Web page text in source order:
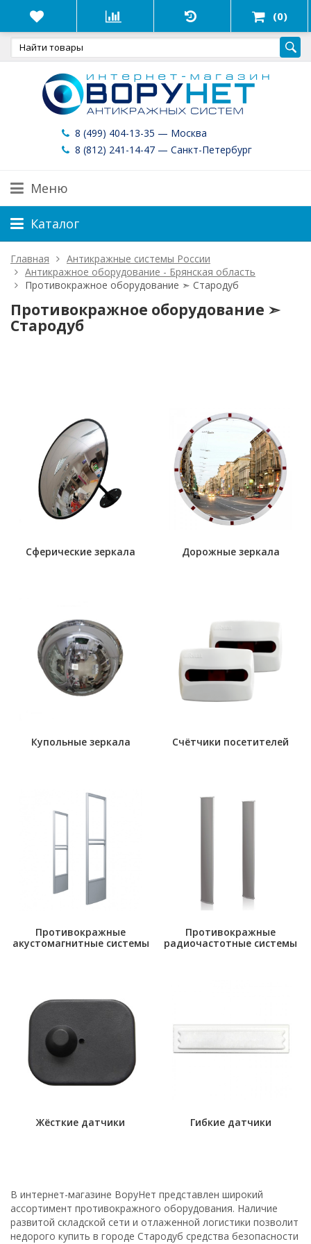
(0)
8 (499) 404-13-35 — Москва
8 (812) 241-14-47 — Санкт-Петербург
Меню
Каталог
Главная
Антикражные системы России
Антикражное оборудование - Брянская область
Противокражное оборудование ➣ Стародуб
Противокражное оборудование ➣
Стародуб
Сферические зеркала Дорожные зеркала
Купольные зеркала Счётчики посетителей
Противокражные
акустомагнитные системы
Противокражные
радиочастотные системы
Жёсткие датчики Гибкие датчики
В интернет-магазине ВоруНет представлен широкий
ассортимент противокражного оборудования. Наличие
развитой складской сети и отлаженной логистики позволит
недорого купить в городе Стародуб средства безопасности